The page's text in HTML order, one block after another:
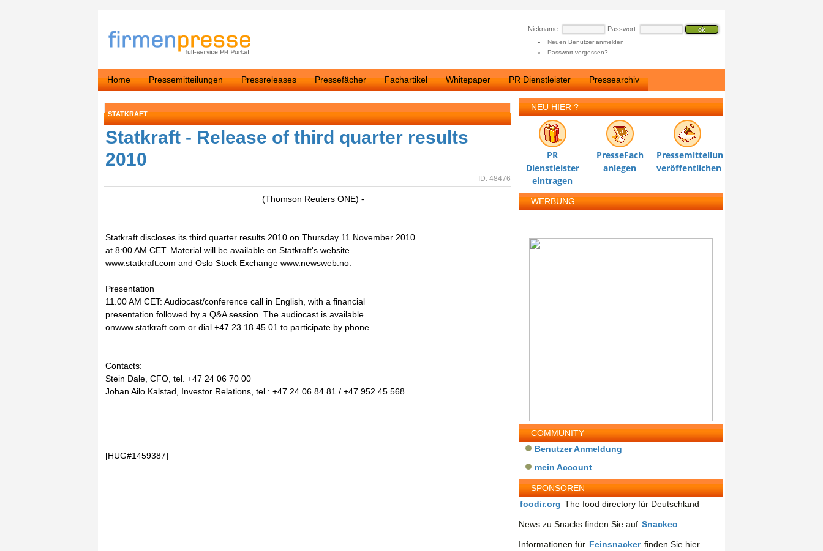
Nickname: Passwort:
Neuen Benutzer anmelden
Passwort vergessen?
Home Pressemitteilungen Pressreleases Pressefächer Fachartikel Whitepaper PR Dienstleister Pressearchiv
STATKRAFT
Statkraft - Release of third quarter results
2010
ID: 48476
(Thomson Reuters ONE) -
Statkraft discloses its third quarter results 2010 on Thursday 11 November 2010
at 8:00 AM CET. Material will be available on Statkraft's website
www.statkraft.com and Oslo Stock Exchange www.newsweb.no.
Presentation
11.00 AM CET: Audiocast/conference call in English, with a financial
presentation followed by a Q&A session. The audiocast is available
onwww.statkraft.com or dial +47 23 18 45 01 to participate by phone.
Contacts:
Stein Dale, CFO, tel. +47 24 06 70 00
Johan Ailo Kalstad, Investor Relations, tel.: +47 24 06 84 81 / +47 952 45 568
[HUG#1459387]
NEU HIER ?
PR
Dienstleister
eintragen
PresseFach
anlegen
Pressemitteilung
veröffentlichen
WERBUNG
COMMUNITY
Benutzer Anmeldung
mein Account
SPONSOREN
foodir.org The food directory für Deutschland
News zu Snacks finden Sie auf Snackeo
Informationen für Feinsnacker finden Sie hier.